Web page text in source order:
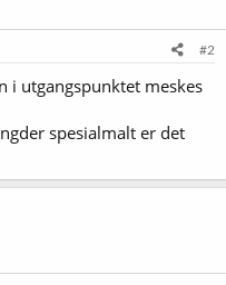
#2
i utgangspunktet meskes
spesialmalt er det